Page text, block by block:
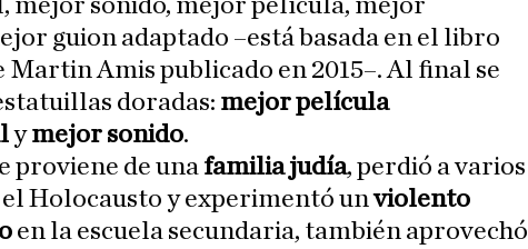
mejor sonido, mejor película, mejor
guion adaptado –está basada en el libro
Martin Amis publicado en 2015–. Al final se
doradas: mejor película
ymejor sonido.
proviene de una familia judía, perdió a varios
Holocausto y experimentó unviolento
en la escuela secundaria, también aprovechó